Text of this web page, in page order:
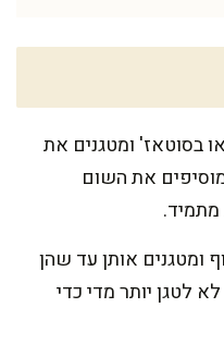
בסוטאז' ומטגנים את
את השום
מתמיד.
ומטגנים אותן עד שהן
לטגן יותר מדי כדי